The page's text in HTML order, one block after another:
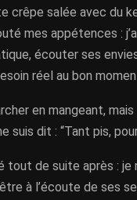
crêpe salée avec du
mes appétences :
écouter ses
réel au bon
en mangeant,
suis dit : “Tant pis,
tout de suite après : je
à l’écoute de ses